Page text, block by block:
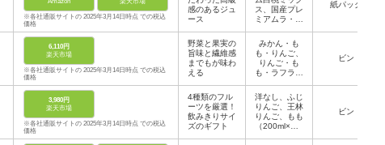
※各社通販サイトの 2025年3月14日時点 での税込
価格
感のあるジュ
ース
ス、国産プレ
ミアムラ・フ
ス、国産プレ
ミアム巨峰ミ
ックス、国産
プレミアムデ
コポンミック
ス、ほか
紙パック
6,110円
楽天市場
※各社通販サイトの 2025年3月14日時点 での税込
価格
野菜と果実の
旨味と繊維感
までもが味わ
える
みかん・も
も・りんご、
りんご・も
も・ラフラン
ん・ラフラン
ス・りんご、
ほか全5種
（180ml×各3
本）
ビン
3,980円
楽天市場
※各社通販サイトの 2025年3月14日時点 での税込
価格
4種類のフル
ーツを厳選！
飲みきりサイ
ズのギフト
洋なし、ふじ
りんご、王林
りんご、もも
（200ml×各2
ビン